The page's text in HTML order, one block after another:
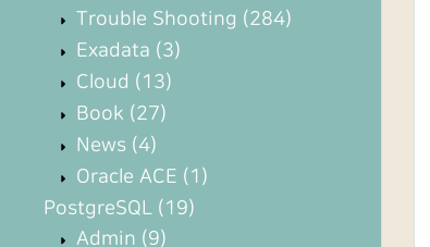
Trouble Shooting (284)
Exadata (3)
Cloud (13)
Book (27)
News (4)
Oracle ACE (1)
PostgreSQL (19)
Admin (9)